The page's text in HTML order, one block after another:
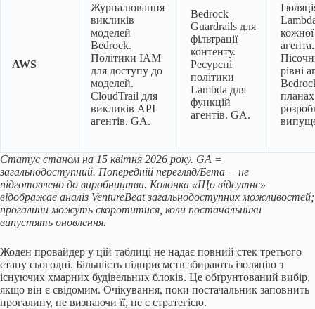
AWS
Журналювання
викликів
моделей
Bedrock.
Політики IAM
для доступу до
моделей.
CloudTrail для
викликів API
агентів. GA.
Bedrock
Guardrails для
фільтрації
контенту.
Ресурсні
політики
Lambda для
функцій
агентів. GA.
рівні
планах
Статус станом на 15 квітня 2026 року. GA =
загальнодоступний. Попередній перегляд/Бета = не
підготовлено до виробництва. Колонка «Що відсутнє»
відображає аналіз VentureBeat загальнодоступних можливостей;
прогалини можуть скоротитися, коли постачальники
випустять оновлення.
Жоден провайдер у цій таблиці не надає повний стек третього
етапу сьогодні. Більшість підприємств збирають ізоляцію з
існуючих хмарних будівельних блоків. Це обґрунтований вибір,
якщо він є свідомим. Очікування, поки постачальник заповнить
прогалину, не визнаючи її, не є стратегією.